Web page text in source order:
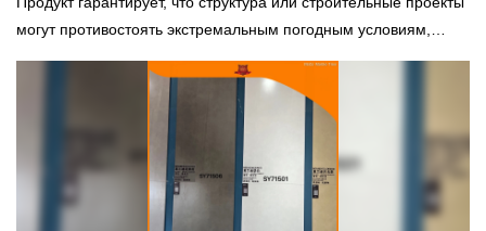
могут противостоять экстремальным погодным условиям,